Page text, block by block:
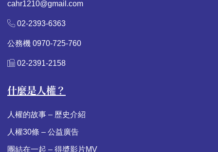
cahr1210@gmail.com
02-2393-6363
公務機 0970-725-760
02-2391-2158
什麼是人權？
人權的故事 – 歷史介紹
人權30條 – 公益廣告
團結在一起 – 得奬影片MV